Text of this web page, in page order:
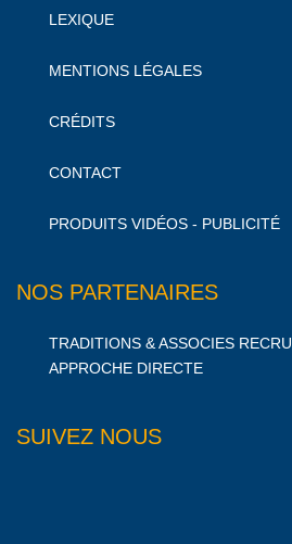
LEXIQUE
MENTIONS LÉGALES
CRÉDITS
CONTACT
PRODUITS VIDÉOS - PUBLICITÉ
NOS PARTENAIRES
TRADITIONS & ASSOCIES
APPROCHE DIRECTE
SUIVEZ NOUS